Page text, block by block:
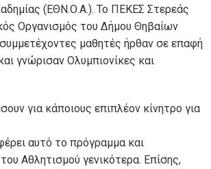
(ΕΘΝ.Ο.Α.). Το ΠΕΚΕΣ Στερεάς
Οργανισμός του Δήμου Θηβαίων
μαθητές ήρθαν σε επαφή
γνώρισαν Ολυμπιονίκες και
για κάποιους επιπλέον κίνητρο για
αυτό το πρόγραμμα και
Αθλητισμού γενικότερα. Επίσης,